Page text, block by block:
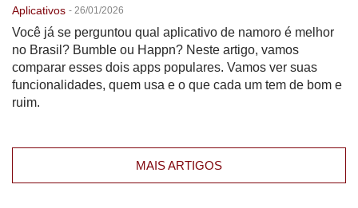
Aplicativos - 26/01/2026
Você já se perguntou qual aplicativo de namoro é melhor
no Brasil? Bumble ou Happn? Neste artigo, vamos
comparar esses dois apps populares. Vamos ver suas
funcionalidades, quem usa e o que cada um tem de bom e
ruim.
MAIS ARTIGOS